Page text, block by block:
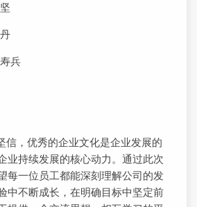
李坚
王丹
兵
，优秀的企业文化是企业发展的
业持续发展的核心动力。通过此次
每一位员工都能深刻理解公司的发
中不断成长，在明确目标中坚定前